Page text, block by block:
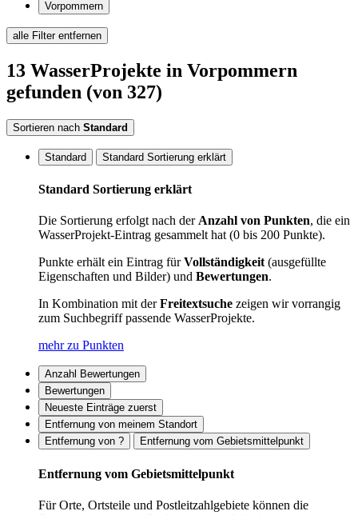
Vorpommern
alle Filter entfernen
13 WasserProjekte in Vorpommern
gefunden (von 327)
Sortieren nach Standard
Standard Standard Sortierung erklärt
Standard Sortierung erklärt
Die Sortierung erfolgt nach derAnzahl von Punkten, die ein
WasserProjekt-Eintrag gesammelt hat (0 bis 200 Punkte).
Punkte erhält ein Eintrag fürVollständigkeit(ausgefüllte
Eigenschaften und Bilder) und Bewertungen.
In Kombination mit derFreitextsuche zeigen wir vorrangig
zum Suchbegriff passende WasserProjekte.
mehr zu Punkten
Anzahl Bewertungen
Bewertungen
Neueste Einträge zuerst
Entfernung von meinem Standort
Entfernung von ?
Entfernung vom Gebietsmittelpunkt
Entfernung vom Gebietsmittelpunkt
Für Orte, Ortsteile und Postleitzahlgebiete können die